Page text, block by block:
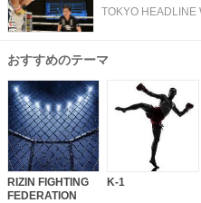
龍心ら錚々た
TOKYO HEADLINE
おすすめのテーマ
RIZIN FIGHTING
FEDERATION
K-1